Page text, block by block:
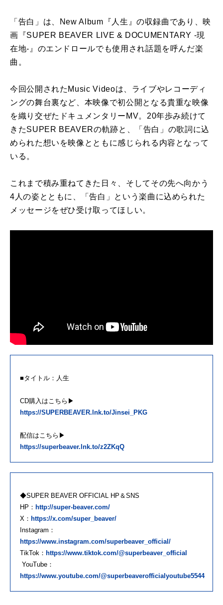
「告白」は、New Album『人生』の収録曲であり、映
画『SUPER BEAVER LIVE & DOCUMENTARY -現
在地-』のエンドロールでも使用され話題を呼んだ楽
曲。
今回公開されたMusic Videoは、ライブやレコーディ
ングの舞台裏など、本映像で初公開となる貴重な映像
を織り交ぜたドキュメンタリーMV。20年歩み続けて
きたSUPER BEAVERの軌跡と、「告白」の歌詞に込
められた想いを映像とともに感じられる内容となって
いる。
これまで積み重ねてきた日々、そしてその先へ向かう
4人の姿とともに、「告白」という楽曲に込められた
メッセージをぜひ受け取ってほしい。
■タイトル：人生
CD購入はこちら▶
https://SUPERBEAVER.lnk.to/Jinsei_PKG
配信はこちら▶
https://superbeaver.lnk.to/z2ZKqQ
◆SUPER BEAVER OFFICIAL HP＆SNS
HP： http://super-beaver.com/
X： https://x.com/super_beaver/
Instagram：
https://www.instagram.com/superbeaver_official/
TikTok： https://www.tiktok.com/@superbeaver_official
YouTube：
https://www.youtube.com/@superbeaverofficialyoutube5544